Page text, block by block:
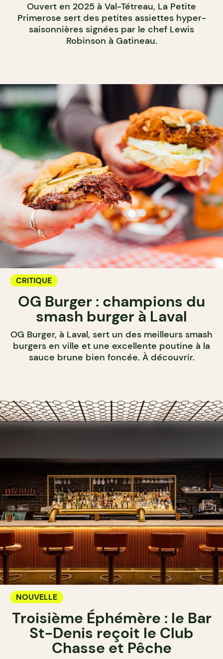
Ouvert en 2025 à Val-Tétreau, La Petite
Primerose sert des petites assiettes hyper-
saisonnières signées par le chef Lewis
Robinson à Gatineau.
CRITIQUE
OG Burger : champions du
smash burger à Laval
OG Burger, à Laval, sert un des meilleurs smash
burgers en ville et une excellente poutine à la
sauce brune bien foncée. À découvrir.
NOUVELLE
Troisième Éphémère : le Bar
St-Denis reçoit le Club
Chasse et Pêche